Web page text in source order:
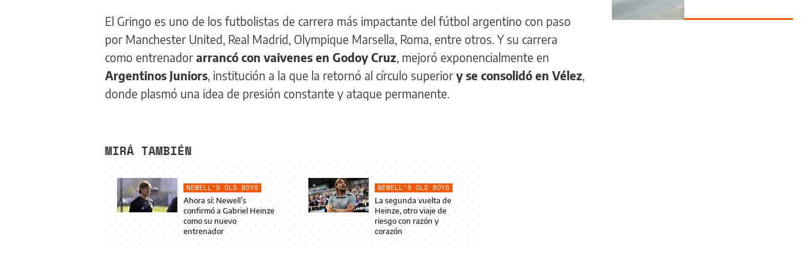
El Gringo es uno de los futbolistas de carrera más impactante del fútbol argentino con paso
por Manchester United, Real Madrid, Olympique Marsella, Roma, entre otros. Y su carrera
como entrenador arrancó con vaivenes en Godoy Cruz, mejoró exponencialmente en
Argentinos Juniors, institución a la que la retornó al círculo superior y se consolidó en Vélez,
donde plasmó una idea de presión constante y ataque permanente.
MIRÁ TAMBIÉN
NEWELL’S OLD BOYS
Ahora sí: Newell’s
confirmó a Gabriel Heinze
como su nuevo
entrenador
NEWELL’S OLD BOYS
La segunda vuelta de
Heinze, otro viaje de
riesgo con razón y
corazón